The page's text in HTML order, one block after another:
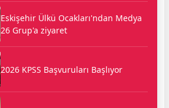
Eskişehir Ülkü Ocakları'ndan Medya
26 Grup'a ziyaret
2026 KPSS Başvuruları Başlıyor